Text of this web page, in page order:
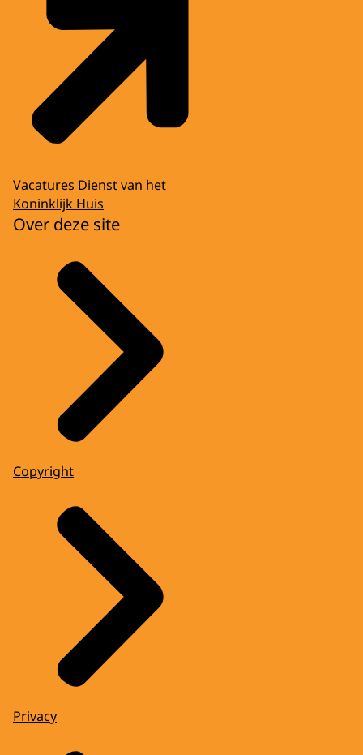
Vacatures Dienst van het
Koninklijk Huis
Over deze site
Copyright
Privacy